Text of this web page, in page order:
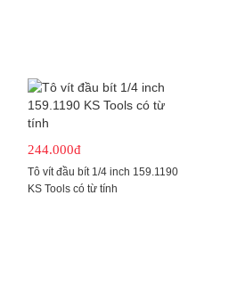
244.000đ
Tô vít đầu bít 1/4 inch 159.1190
KS Tools có từ tính